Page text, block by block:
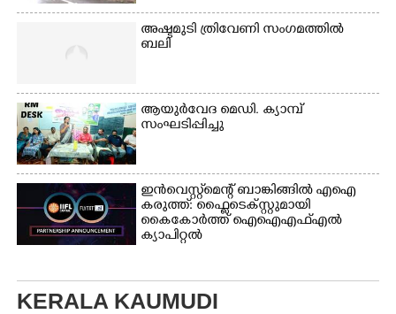
അഷ്ടമുടി ത്രിവേണി സംഗമത്തിൽ
ബലി
ആയുർവേദ മെഡി. ക്യാമ്പ്
സംഘടിപ്പിച്ചു
ഇൻവെസ്റ്റ്മെന്റ് ബാങ്കിങ്ങിൽ എഐ
കരുത്ത്: ഫ്ലൈടെക്സ്റ്റുമായി
കൈകോർത്ത് ഐഐഎഫ്എൽ
ക്യാപിറ്റൽ
KERALA KAUMUDI